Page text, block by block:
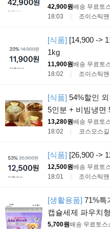
42,900원배송 무료토
18:03
조이스틱맨
[식품] [14,900 ->
1kg
11,900원배송 무료토
18:02
조이스틱맨
[식품] 54%할인
5인분 + 비빔냉면
13,280원배송 무료토
18:02
코스모스길
[식품] [26,900 ->
12,500원배송 무료토
18:01
조이스틱맨
[생활용품] 71%특
캡슐세제 파우치
5,700원배송 무료토스